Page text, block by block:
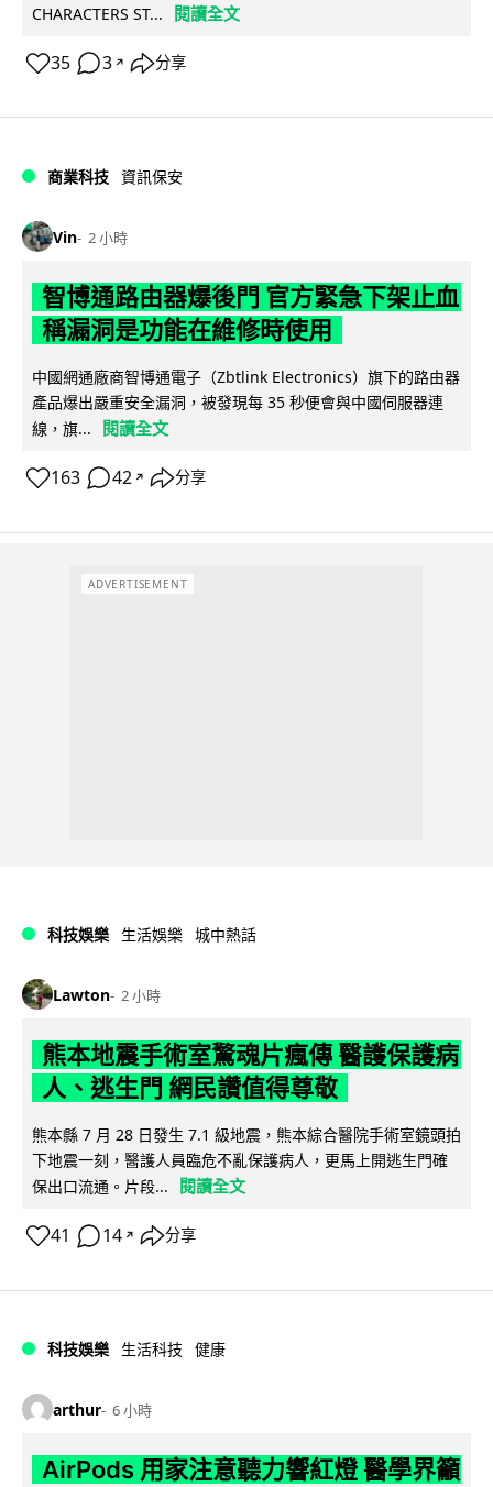
CHARACTERS ST... 閱讀全文
35 3 ↗ 分享
商業科技 資訊保安
Vin 2 小時
智博通路由器爆後門 官方緊急下架止血
稱漏洞是功能在維修時使用
中國網通廠商智博通電子（Zbtlink Electronics）旗下的路由器
產品爆出嚴重安全漏洞，被發現每 35 秒便會與中國伺服器連
線，旗...
閱讀全文
163 42 ↗ 分享
ADVERTISEMENT
科技娛樂 生活娛樂 城中熱話
Lawton 2 小時
熊本地震手術室驚魂片瘋傳 醫護保護病
人、逃生門 網民讚值得尊敬
熊本縣 7 月 28 日發生 7.1 級地震，熊本綜合醫院手術室鏡頭拍
下地震一刻，醫護人員臨危不亂保護病人，更馬上開逃生門確
保出口流通。片段...
閱讀全文
41 14 ↗ 分享
科技娛樂 生活科技 健康
arthur 6 小時
AirPods 用家注意聽力響紅燈 醫學界籲